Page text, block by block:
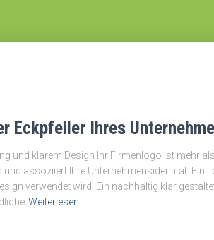
Eckpfeiler Ihres
und klarem Design Ihr Firmenlogo ist mehr
assoziiert Ihre Unternehmensidentität. Ein
verwendet wird. Ein nachhaltig klar
Weiterlesen